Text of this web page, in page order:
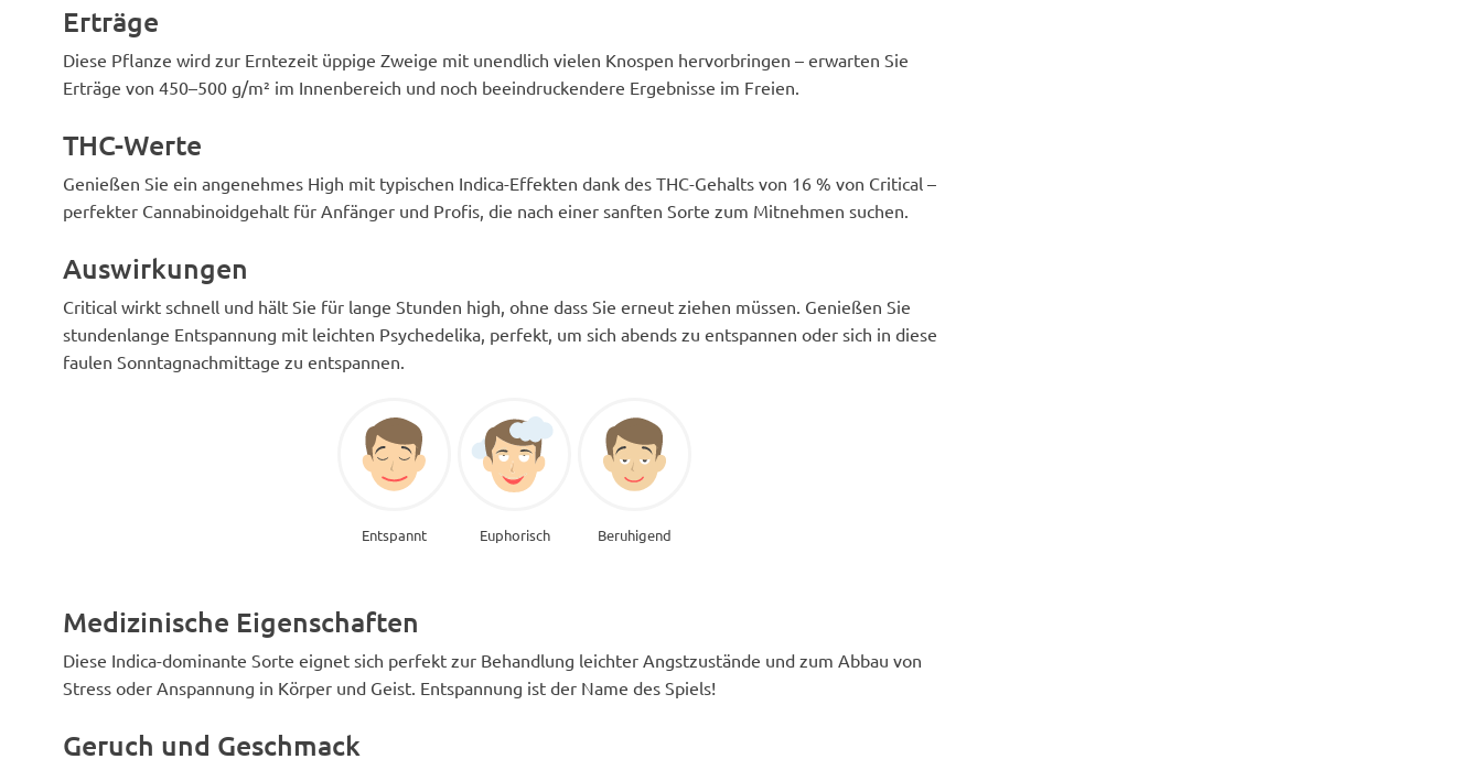
Erträge
Diese Pflanze wird zur Erntezeit üppige Zweige mit unendlich vielen Knospen hervorbringen – erwarten Sie
Erträge von 450–500 g/m² im Innenbereich und noch beeindruckendere Ergebnisse im Freien.
THC-Werte
Genießen Sie ein angenehmes High mit typischen Indica-Effekten dank des THC-Gehalts von 16 % von Critical –
perfekter Cannabinoidgehalt für Anfänger und Profis, die nach einer sanften Sorte zum Mitnehmen suchen.
Auswirkungen
Critical wirkt schnell und hält Sie für lange Stunden high, ohne dass Sie erneut ziehen müssen. Genießen Sie
stundenlange Entspannung mit leichten Psychedelika, perfekt, um sich abends zu entspannen oder sich in diese
faulen Sonntagnachmittage zu entspannen.
Entspannt Euphorisch Beruhigend
Medizinische Eigenschaften
Diese Indica-dominante Sorte eignet sich perfekt zur Behandlung leichter Angstzustände und zum Abbau von
Stress oder Anspannung in Körper und Geist. Entspannung ist der Name des Spiels!
Geruch und Geschmack